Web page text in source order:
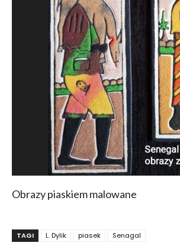
Obrazy piaskiem malowane
TAGI L. Dylik piasek Senagal